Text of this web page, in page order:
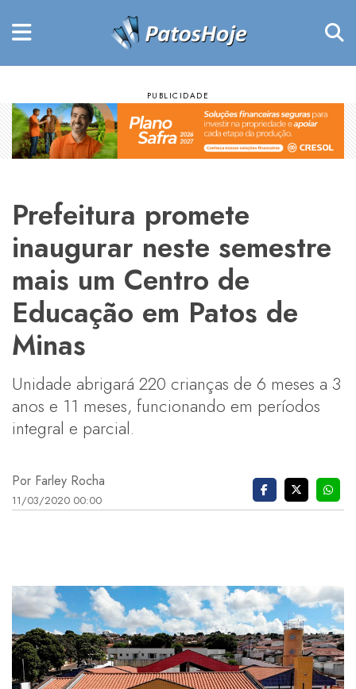
Prefeitura promete
inaugurar neste semestre
mais um Centro de
Educação em Patos de
Minas
Unidade abrigará 220 crianças de 6 meses a 3
anos e 11 meses, funcionando em períodos
integral e parcial.
Por Farley Rocha
11/03/2020 00:00